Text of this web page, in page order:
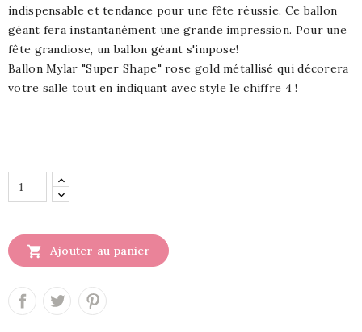
indispensable et tendance pour une fête réussie. Ce ballon
géant fera instantanément une grande impression. Pour une
fête grandiose, un ballon géant s'impose!
Ballon Mylar "Super Shape" rose gold métallisé qui décorera
votre salle tout en indiquant avec style le chiffre 4 !
 Ajouter au panier